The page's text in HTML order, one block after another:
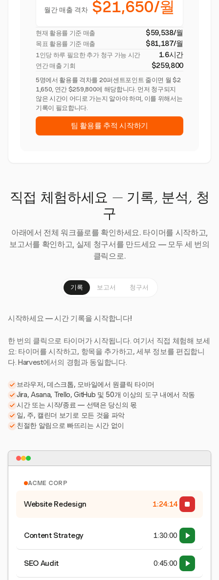
월간 매출 격차 $21,650/월
현재 활용률 기준 매출 $59,538/월
목표 활용률 기준 매출 $81,187/월
1인당 하루 필요한 추가 청구 가능 시간 1.6시간
연간 매출 기회 $259,800
5명에서 활용률 격차를 20퍼센트포인트 줄이면 월 $2
1,650, 연간 $259,800에 해당합니다. 먼저 청구되지
않은 시간이 어디로 가는지 알아야 하며, 이를 위해서는
기록이 필요합니다.
팀 활용률 추적 시작하기
직접 체험하세요 — 기록, 분석, 청
구
아래에서 전체 워크플로를 확인하세요. 타이머를 시작하고,
보고서를 확인하고, 실제 청구서를 만드세요 — 모두 세 번의
클릭으로.
기록 보고서 청구서
시작하세요 — 시간 기록을 시작합니다!
한 번의 클릭으로 타이머가 시작됩니다. 여기서 직접 체험해 보세
요: 타이머를 시작하고, 항목을 추가하고, 세부 정보를 편집합니
다. Harvest에서의 경험과 동일합니다.
브라우저, 데스크톱, 모바일에서 원클릭 타이머
Jira, Asana, Trello, GitHub 및 50개 이상의 도구 내에서 작동
시간 또는 시작/종료 — 선택은 당신의 몫
일, 주, 캘린더 보기로 모든 것을 파악
친절한 알림으로 빠뜨리는 시간 없이
ACME CORP
Website Redesign 1:24:15
Content Strategy 1:30:00
SEO Audit 0:45:00